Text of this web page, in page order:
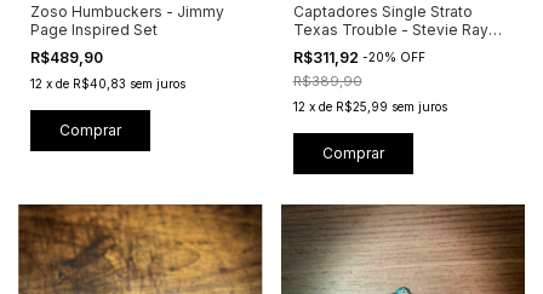
Zoso Humbuckers - Jimmy
Page Inspired Set
R$489,90
12 x de R$40,83 sem juros
Comprar
Captadores Single Strato
Texas Trouble - Stevie Ray
Vaughan Inspired
R$311,92 -20% OFF
R$389,90
12 x de R$25,99 sem juros
Comprar